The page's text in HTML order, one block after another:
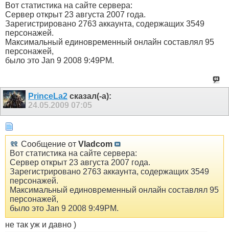
Вот статистика на сайте сервера:
Сервер открыт 23 августа 2007 года.
Зарегистрировано 2763 аккаунта, содержащих 3549
персонажей.
Максимальный единовременный онлайн составлял 95
персонажей,
было это Jan 9 2008 9:49PM.
PrinceLa2 сказал(-а):
24.05.2009 07:05
Сообщение от Vladcom
Вот статистика на сайте сервера:
Сервер открыт 23 августа 2007 года.
Зарегистрировано 2763 аккаунта, содержащих 3549
персонажей.
Максимальный единовременный онлайн составлял 95
персонажей,
было это Jan 9 2008 9:49PM.
не так уж и давно )